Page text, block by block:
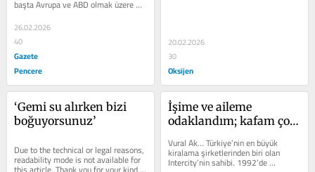
başta Avrupa ve ABD olmak üzere
Batılı ülkeler kendi...
26.02.2026
40
Gazete
Pencere
20.02.2026
30
Oksijen
‘Gemi su alırken bizi
boğuyorsunuz’
Due to the technical or legal reasons,
readability mode is not available for
İşime ve aileme
odaklandım; kafam çok
Vural Ak… Türkiye’nin en büyük
kiralama şirketlerinden biri olan
Intercity’nin sahibi. 1992’de